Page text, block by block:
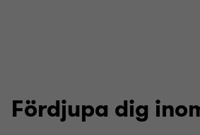
Fördjupa dig